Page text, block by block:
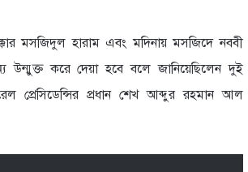
মসজিদুল হারাম এবং মদিনায় মসজিদে নববী
উন্মুক্ত করে দেয়া হবে বলে জানিয়েছিলেন দুই
প্রেসিডেন্সির প্রধান শেখ আব্দুর রহমান আল